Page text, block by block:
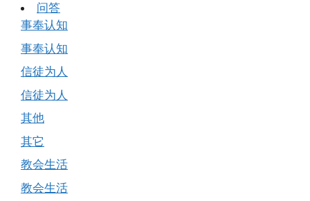
问答
事奉认知
事奉认知
信徒为人
信徒为人
其他
其它
教会生活
教会生活